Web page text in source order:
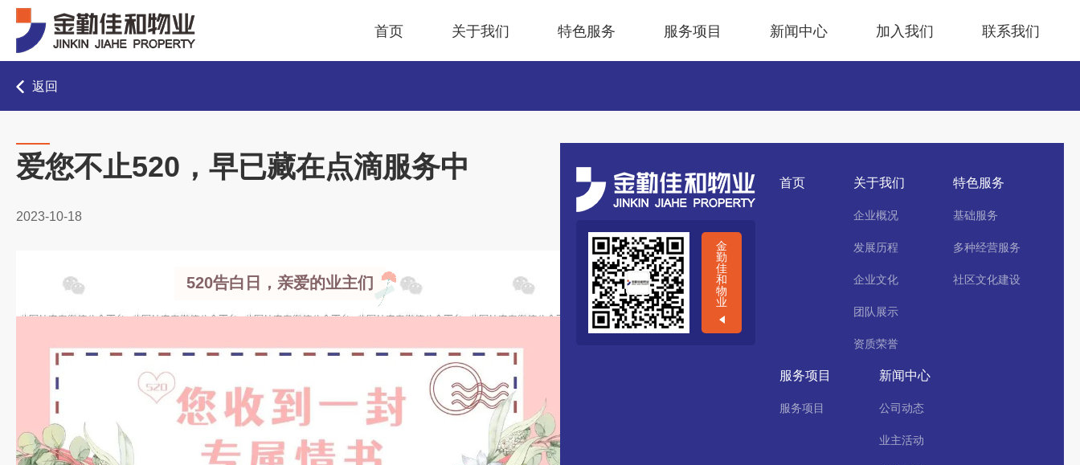
首页 关于我们 特色服务 服务项目 新闻中心 加入我们 联系我们
返回
爱您不止520，早已藏在点滴服务中
2023-10-18
520告白日，亲爱的业主们
金
勤
佳
和
物
业
首页 关于我们
企业概况
发展历程
企业文化
团队展示
资质荣誉
特色服务
基础服务
多种经营服务
社区文化建设
服务项目
服务项目
新闻中心
公司动态
业主活动